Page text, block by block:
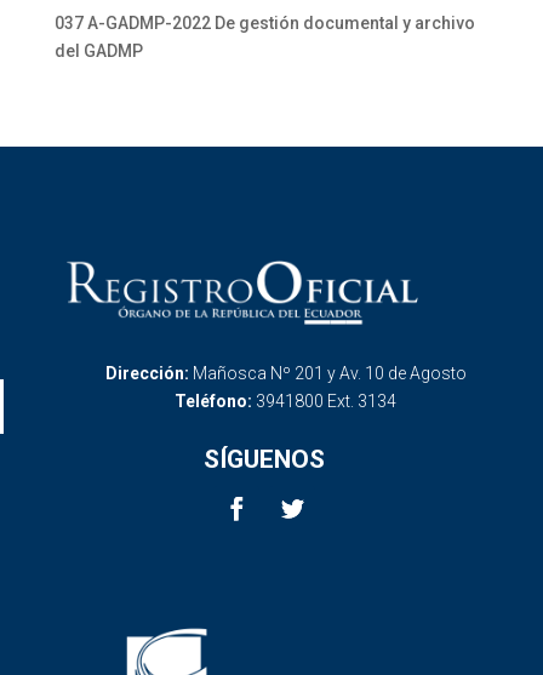
037 A-GADMP-2022 De gestión documental y archivo
del GADMP
Dirección: Mañosca Nº 201 y Av. 10 de Agosto
Teléfono: 3941800 Ext. 3134
SÍGUENOS